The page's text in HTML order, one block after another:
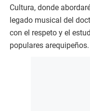
Cultura, donde
legado musical del
con el respeto y el
populares arequipeños.